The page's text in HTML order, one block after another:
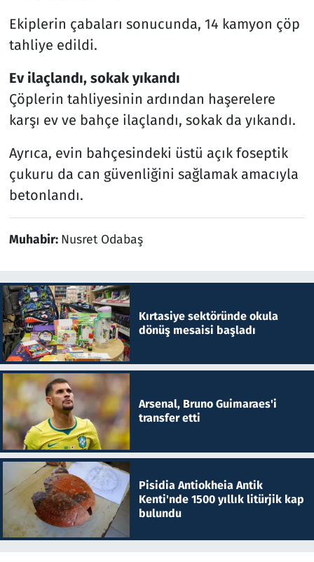
Ekiplerin çabaları sonucunda, 14 kamyon çöp
tahliye edildi.
Ev ilaçlandı, sokak yıkandı
Çöplerin tahliyesinin ardından haşerelere
karşı ev ve bahçe ilaçlandı, sokak da yıkandı.
Ayrıca, evin bahçesindeki üstü açık foseptik
çukuru da can güvenliğini sağlamak amacıyla
betonlandı.
Muhabir: Nusret Odabaş
Kırtasiye sektöründe okula
dönüş mesaisi başladı
Arsenal, Bruno Guimaraes'i
transfer etti
Pisidia Antiokheia Antik
Kenti'nde 1500 yıllık litürjik kap
bulundu